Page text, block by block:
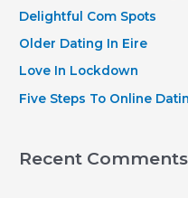
o
r
Delightful Com Spots
Older Dating In Eire
Love In Lockdown
Five Steps To Online
Recent Comments